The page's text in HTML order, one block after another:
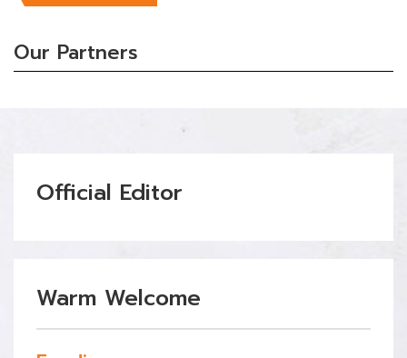
Our Partners
Official Editor
Warm Welcome